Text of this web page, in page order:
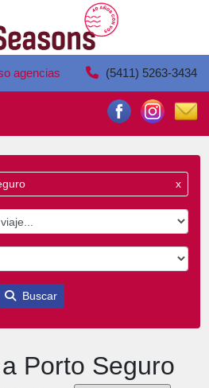
agencias (5411) 5263-3434
x
Buscar
Porto Seguro